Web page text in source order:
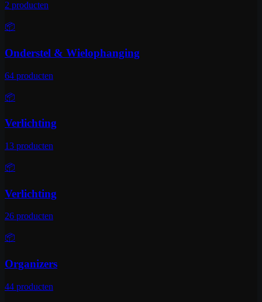
2 producten
📦
Onderstel & Wielophanging
64 producten
📦
Verlichting
13 producten
📦
Verlichting
26 producten
📦
Organizers
44 producten